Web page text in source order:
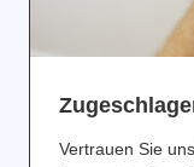
Vertrauen Sie